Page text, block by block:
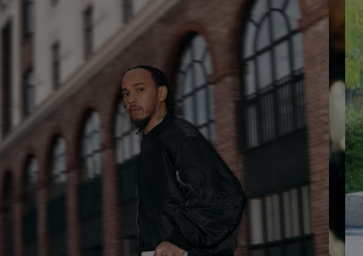
APPUYER
SUR
POUR
LA
LIRE
DÉSACTIVÉ.
VEUILLEZ
CLIQUER
POUR
RÉACTIVER
LE